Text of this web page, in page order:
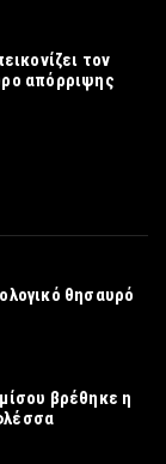
τον
απόρριψης
θησαυρό
βρέθηκε η